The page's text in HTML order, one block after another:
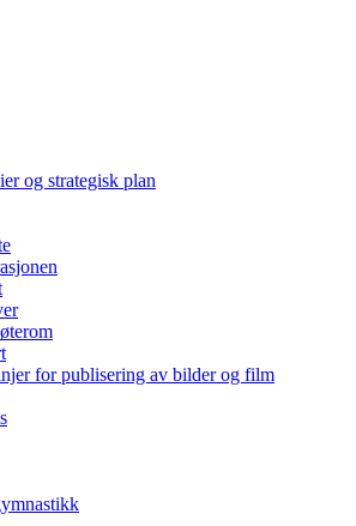
og strategisk plan
for publisering av bilder og film